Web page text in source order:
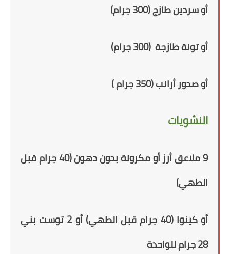
أو سردين طازج (300 جرام)
أو تونة طازجة (300 جرام)
أوصدور أرانب (350 جرام )
النشويات
9 ملاعق أرز أو مكرونة بدون دهون (40 جرام قبل
الطهي)
أو كينوا (40
جرام قبل الطهي) أو 2 توست بني
28 جرام للواحدة